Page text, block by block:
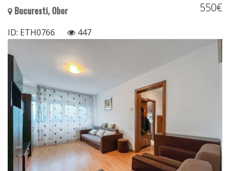
Bucuresti, Obor 550€
ID: ETH0766 447